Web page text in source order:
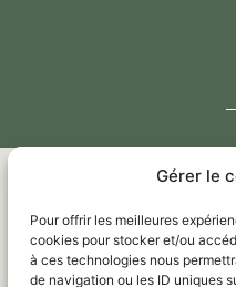
Gérer le
Pour offrir les meilleures
cookies pour stocker et/ou
à ces technologies nous
de navigation ou les ID uniques